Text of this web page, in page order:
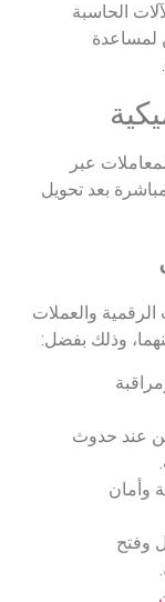
الحاسبة
لمساعدة
عبر
بعد تحويل
والعملات
وذلك بفضل:
عند حدوث
وأمان
وفتح